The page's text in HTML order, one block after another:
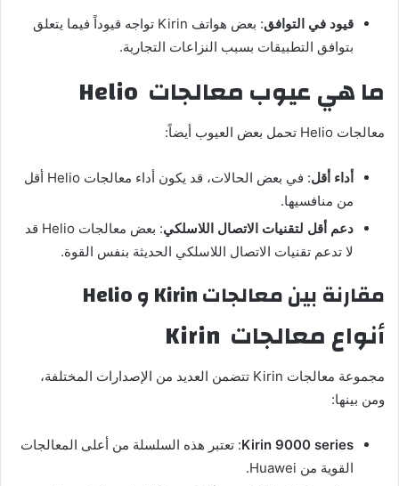
قيود في التوافق
: بعض هواتف Kirin تواجه قيوداً فيما يتعلق
بتوافق التطبيقات بسبب النزاعات التجارية.
ما هي عيوب معالجات
معالجات Helio تحمل بعض العيوب أيضاً:
أداء أقل
: في بعض الحالات، قد يكون أداء معالجات Helio أقل
من منافسيها.
دعم أقل لتقنيات الاتصال اللاسلكي
: بعض معالجات Helio قد
لا تدعم تقنيات الاتصال اللاسلكي الحديثة بنفس القوة.
مقارنة بين معالجات Kirin و Helio
أنواع معالجات
مجموعة معالجات Kirin تتضمن العديد من الإصدارات المختلفة،
ومن بينها:
Kirin 9000 series: تعتبر هذه السلسلة من أعلى المعالجات
القوية من Huawei.